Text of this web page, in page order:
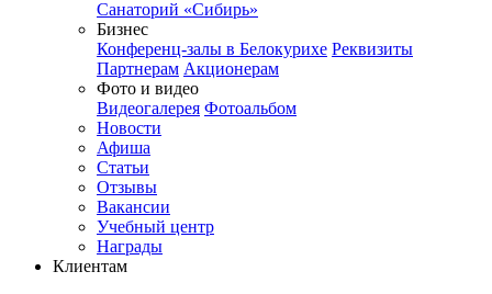
Санаторий «Сибирь»
Бизнес
Конференц-залы в Белокурихе Реквизиты
Партнерам Акционерам
Фото и видео
Видеогалерея Фотоальбом
Новости
Афиша
Статьи
Отзывы
Вакансии
Учебный центр
Награды
Клиентам